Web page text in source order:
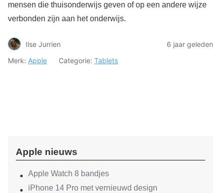
mensen die thuisonderwijs geven of op een andere wijze
verbonden zijn aan het onderwijs.
Ilse Jurrien
6 jaar geleden
Merk: Apple Categorie: Tablets
Apple nieuws
Apple Watch 8 bandjes
iPhone 14 Pro met vernieuwd design